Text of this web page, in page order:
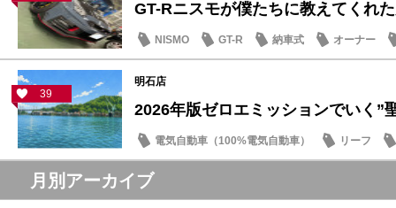
GT-Rニスモが僕たちに教えてくれ
NISMO GT-R 納車式 オーナー
39
明石店
2026年版ゼロエミッションでいく”
電気自動車（100%電気自動車）
リーフ
話題の情報
月別アーカイブ